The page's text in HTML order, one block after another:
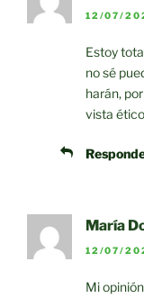
12/07/
Estoy
no sé
harán,
vista
María
12/07/
Mi